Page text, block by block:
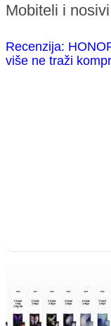
Mobiteli i
Recenzija:
više ne traži